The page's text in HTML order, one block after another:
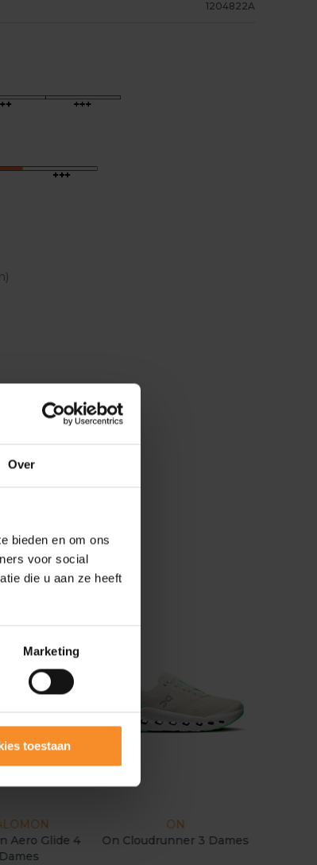
Over
bieden en om ons
voor social
die u aan ze heeft
Marketing
toestaan
1204822A
Aero Glide 4
Dames
ON
On Cloudrunner 3 Dames